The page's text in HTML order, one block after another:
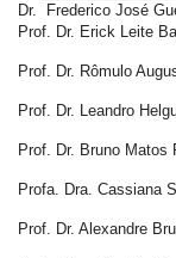
Dr. Frederico José
Prof. Dr. Erick Leite
Prof. Dr. Rômulo
Prof. Dr. Leandro
Prof. Dr. Bruno Matos
Profa. Dra. Cassiana
Prof. Dr. Alexandre